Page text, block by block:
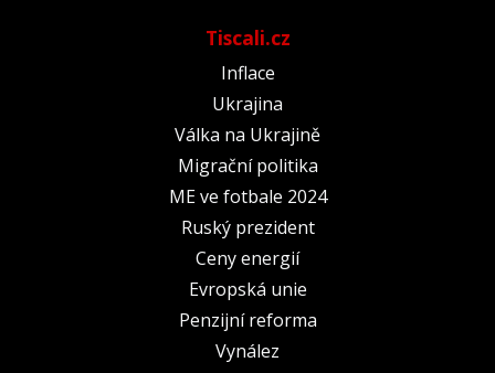
Tiscali.cz
Inflace
Ukrajina
Válka na Ukrajině
Migrační politika
ME ve fotbale 2024
Ruský prezident
Ceny energií
Evropská unie
Penzijní reforma
Vynález